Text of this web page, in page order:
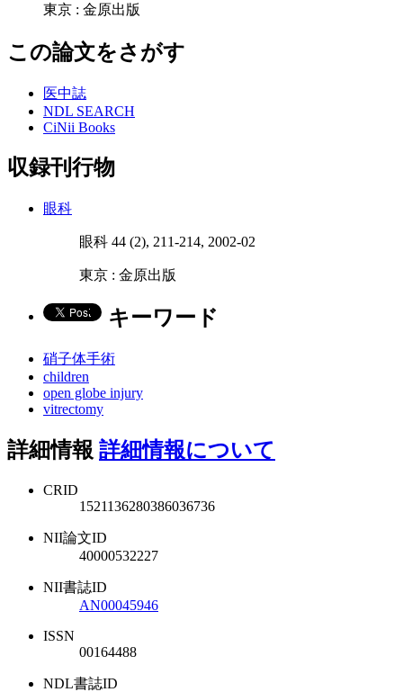
東京 : 金原出版
この論文をさがす
医中誌
NDL SEARCH
CiNii Books
収録刊行物
眼科
眼科 44 (2), 211-214, 2002-02
東京 : 金原出版
キーワード
硝子体手術
children
open globe injury
vitrectomy
詳細情報 詳細情報について
CRID
1521136280386036736
NII論文ID
40000532227
NII書誌ID
AN00045946
ISSN
00164488
NDL書誌ID